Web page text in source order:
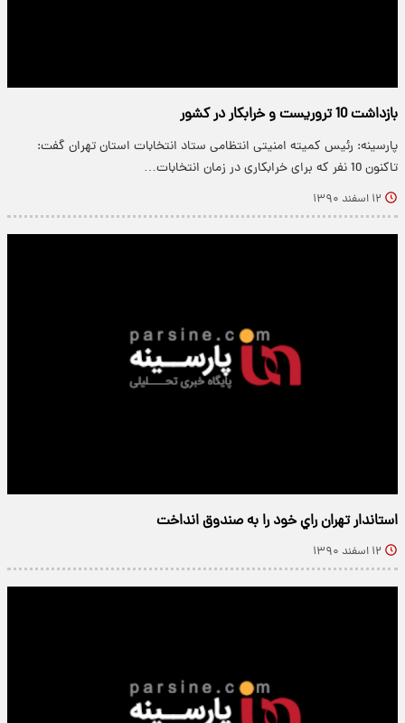
بازداشت 10 تروریست و خرابکار در کشور
پارسینه: رئیس کمیته امنیتی انتظامی ستاد انتخابات استان تهران گفت:
تاکنون 10 نفر که برای خرابکاری در زمان انتخابات…
۱۲ اسفند ۱۳۹۰
استاندار تهران راي خود را به صندوق انداخت
۱۲ اسفند ۱۳۹۰